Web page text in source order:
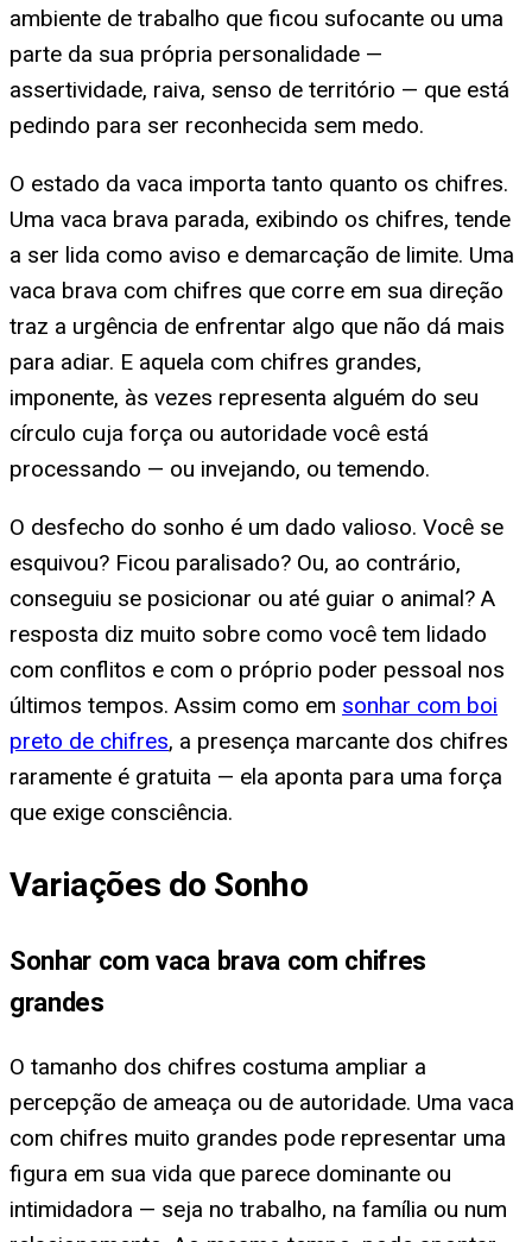
ambiente de trabalho que ficou sufocante ou uma
parte da sua própria personalidade —
assertividade, raiva, senso de território — que está
pedindo para ser reconhecida sem medo.
O estado da vaca importa tanto quanto os chifres.
Uma vaca brava parada, exibindo os chifres, tende
a ser lida como aviso e demarcação de limite. Uma
vaca brava com chifres que corre em sua direção
traz a urgência de enfrentar algo que não dá mais
para adiar. E aquela com chifres grandes,
imponente, às vezes representa alguém do seu
círculo cuja força ou autoridade você está
processando — ou invejando, ou temendo.
O desfecho do sonho é um dado valioso. Você se
esquivou? Ficou paralisado? Ou, ao contrário,
conseguiu se posicionar ou até guiar o animal? A
resposta diz muito sobre como você tem lidado
com conflitos e com o próprio poder pessoal nos
últimos tempos. Assim como em sonhar com boi
preto de chifres, a presença marcante dos chifres
raramente é gratuita — ela aponta para uma força
que exige consciência.
Variações do Sonho
Sonhar com vaca brava com chifres
grandes
O tamanho dos chifres costuma ampliar a
percepção de ameaça ou de autoridade. Uma vaca
com chifres muito grandes pode representar uma
figura em sua vida que parece dominante ou
intimidadora — seja no trabalho, na família ou num